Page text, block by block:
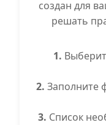
создан для
решать
1.
2. Заполните
3. Список